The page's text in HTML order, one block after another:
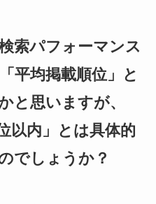
索パフォーマンス
平均掲載順位」と
と思いますが、
以内」とは具体的
でしょうか？